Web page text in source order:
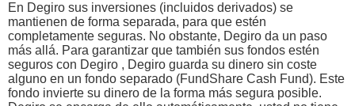
En Degiro sus inversiones (incluidos derivados) se
mantienen de forma separada, para que estén
completamente seguras. No obstante, Degiro da un paso
más allá. Para garantizar que también sus fondos estén
seguros con Degiro , Degiro guarda su dinero sin coste
alguno en un fondo separado (FundShare Cash Fund). Este
fondo invierte su dinero de la forma más segura posible.